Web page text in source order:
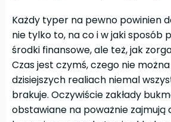
Każdy typer na pewno powinien
nie tylko to, na co i w jaki sposób
środki finansowe, ale też, jak
Czas jest czymś, czego nie
dzisiejszych realiach niemal
brakuje. Oczywiście zakłady
obstawiane na poważnie zajmują